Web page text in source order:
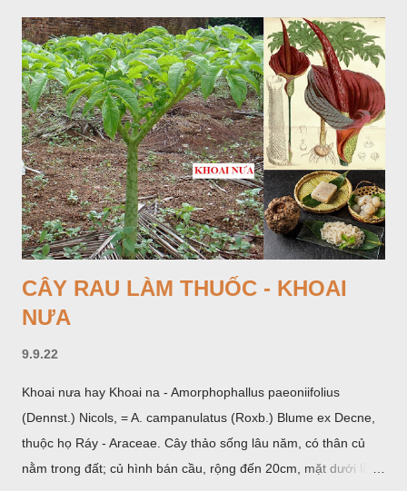
CÂY RAU LÀM THUỐC - KHOAI
NƯA
9.9.22
Khoai nưa hay Khoai na - Amorphophallus paeoniifolius
(Dennst.) Nicols, = A. campanulatus (Roxb.) Blume ex Decne,
thuộc họ Ráy - Araceae. Cây thảo sống lâu năm, có thân củ
nằm trong đất; củ hình bán cầu, rộng đến 20cm, mặt dưới lồi